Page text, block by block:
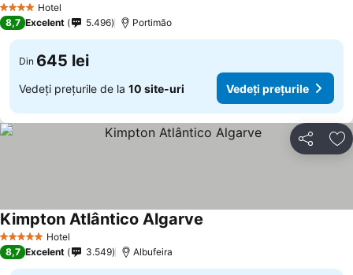
4 Stele Hotel
8,7 Excelent 5.496 Portimão
Din 645 lei
Vedeți prețurile de la 10 site-uri Vedeți prețurile
Distribuiți
5 Stele Hotel
Kimpton Atlântico Algarve
8,7 Excelent 3.549 Albufeira